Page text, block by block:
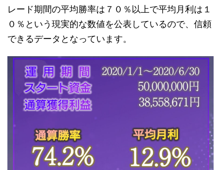
レード期間の平均勝率は７０％以上で平均月利は１
０％という現実的な数値を公表しているので、信頼
できるデータとなっています。